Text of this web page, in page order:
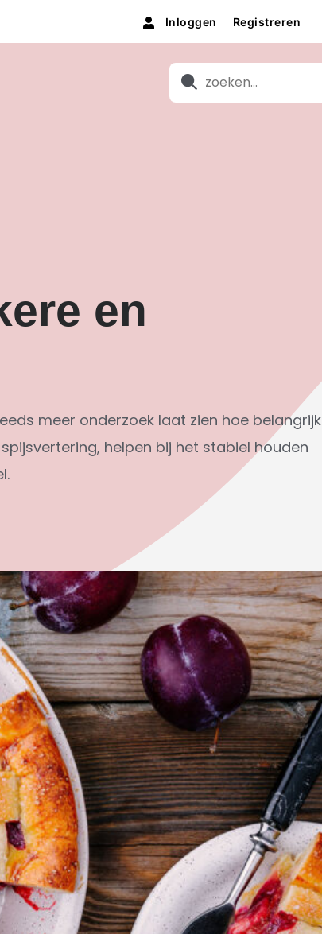
Inloggen Registreren
ZoekenZoeken
en
meer onderzoek laat zien hoe belangrijk
helpen bij het stabiel houden